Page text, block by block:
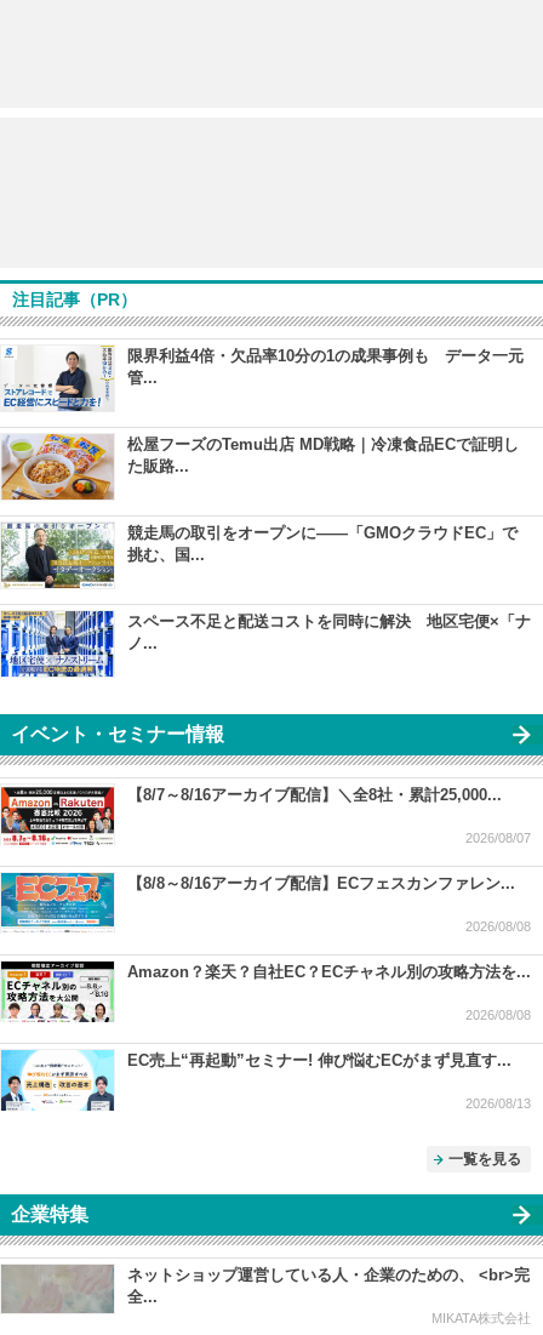
注目記事（PR）
限界利益4倍・欠品率10分の1の成果事例も データ一元
管...
松屋フーズのTemu出店 MD戦略｜冷凍食品ECで証明し
た販路...
競走馬の取引をオープンに――「GMOクラウドEC」で
挑む、国...
スペース不足と配送コストを同時に解決 地区宅便×「ナ
ノ...
イベント・セミナー情報
【8/7～8/16アーカイブ配信】＼全8社・累計25,000...
2026/08/07
【8/8～8/16アーカイブ配信】ECフェスカンファレン...
2026/08/08
Amazon？楽天？自社EC？ECチャネル別の攻略方法を...
2026/08/08
EC売上“再起動”セミナー! 伸び悩むECがまず見直す...
2026/08/13
一覧を見る
企業特集
ネットショップ運営している人・企業のための、 <br>完
全...
MIKATA株式会社